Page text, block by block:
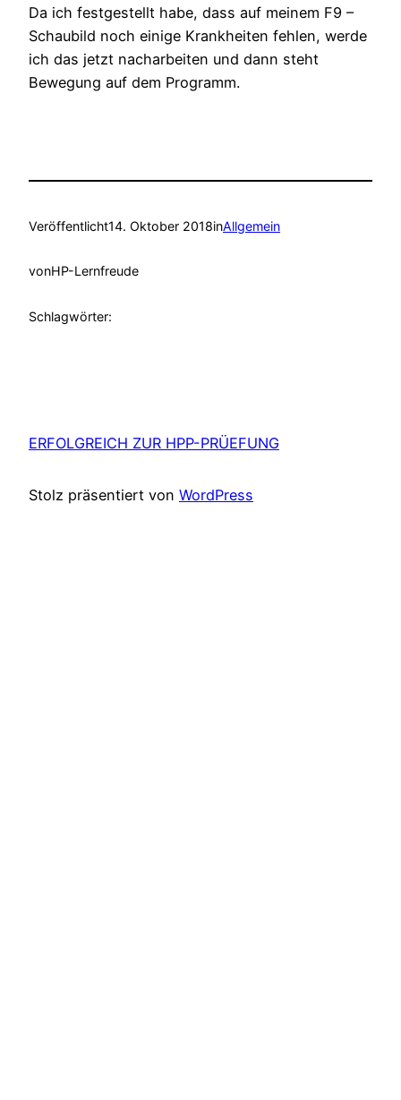
Da ich festgestellt habe, dass auf meinem F9 –
Schaubild noch einige Krankheiten fehlen, werde
ich das jetzt nacharbeiten und dann steht
Bewegung auf dem Programm.
Veröffentlicht14. Oktober 2018inAllgemein
vonHP-Lernfreude
Schlagwörter:
ERFOLGREICH ZUR HPP-PRÜEFUNG
Stolz präsentiert von WordPress